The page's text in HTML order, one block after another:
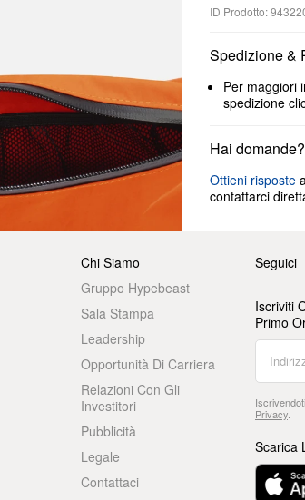
ID Prodotto:
Spedizione &
Per maggiori
spedizione
Hai domande?
Ottieni risposte
contattarci
Chi Siamo
Gruppo Hypebeast
Sala Stampa
Leadership
Opportunità Di Carriera
Relazioni Con Gli
Investitori
Pubblicità
Legale
Contattaci
Seguici
Iscriviti
Primo
Privacy.
Scarica